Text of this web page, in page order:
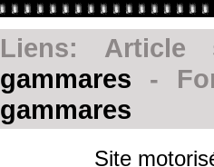
Liens:
gammares -
gammares
Site